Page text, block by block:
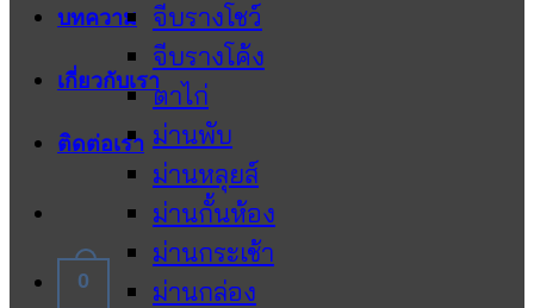
บทความ
เกี่ยวกับเรา
ติดต่อเรา
0
จีบรางโชว์
จีบรางโค้ง
ตาไก่
ม่านพับ
ม่านหลุยส์
ม่านกั้นห้อง
ม่านกระเช้า
ม่านกล่อง